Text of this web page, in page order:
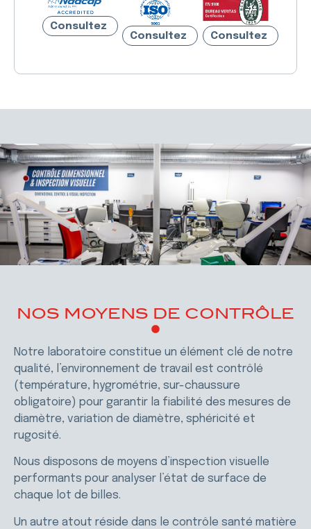
Consultez
Consultez
Consultez
NOS MOYENS DE CONTRÔLE
Notre laboratoire constitue un élément clé de notre
qualité, l’environnement de travail est contrôlé
(température, hygrométrie, sur-chaussure
obligatoire) pour garantir la fiabilité des mesures de
diamètre, variation de diamètre, sphéricité et
rugosité.
Nous disposons de moyens d’inspection visuelle
performants pour analyser l’état de surface de
chaque lot de billes.
Un autre atout réside dans le contrôle santé matière